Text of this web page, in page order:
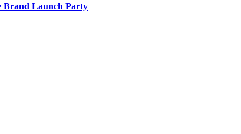
Brand Launch Party